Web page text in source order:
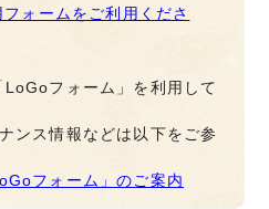
ォームをご利用くださ
フォーム」を利用して
ンス情報などは以下をご参
フォーム」のご案内